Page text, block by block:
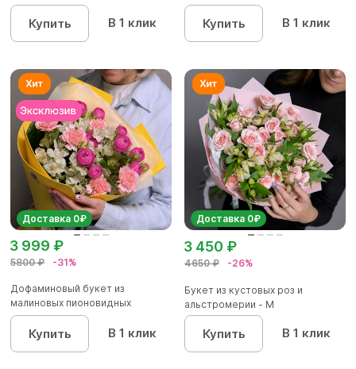
альстроме...
Купить В 1 клик
уп...
Купить В 1 клик
Доставка 0₽
5800 ₽ -31%
3 999 ₽
Дофаминовый букет из
малиновых пионовидных
кустовых роз...
Купить В 1 клик
Доставка 0₽
4650 ₽ -26%
3 450 ₽
Букет из кустовых роз и
альстромерии - М
Купить В 1 клик